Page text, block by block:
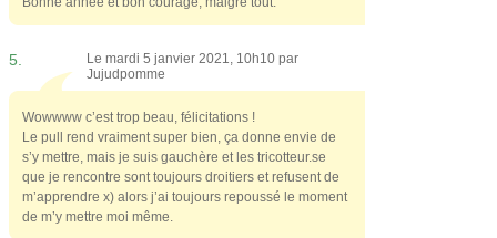
5.
Le mardi 5 janvier 2021, 10h10 par
Jujudpomme
Wowwww c’est trop beau, félicitations !
Le pull rend vraiment super bien, ça donne envie de
s’y mettre, mais je suis gauchère et les tricotteur.se
que je rencontre sont toujours droitiers et refusent de
m’apprendre x) alors j’ai toujours repoussé le moment
de m’y mettre moi même.